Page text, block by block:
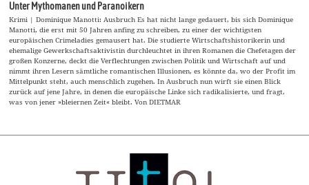
Unter Mythomanen und Paranoikern
Krimi | Dominique Manotti: Ausbruch Es hat nicht lange gedauert, bis sich Dominique
Manotti, die erst mit 50 Jahren anfing zu schreiben, zu einer der wichtigsten
europäischen Crimeladies gemausert hat. Die studierte Wirtschaftshistorikerin und
ehemalige Gewerkschaftsaktivistin durchleuchtet in ihren Romanen die Chefetagen der
großen Konzerne, deckt die Verflechtungen zwischen Politik und Wirtschaft auf und
nimmt ihren Lesern sämtliche romantischen Illusionen, es könnte da, wo der Profit im
Mittelpunkt steht, auch menschlich zugehen. In Ausbruch nun wirft sie einen Blick
zurück auf jene Jahre, in denen die europäische Linke sich radikalisierte, und fragt,
was von jener »bleiernen Zeit« bleibt. Von DIETMAR